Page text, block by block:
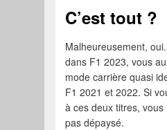
C’est tout ?
Malheureusement,
dans F1 2023, vous
mode carrière quasi
F1 2021 et 2022. Si
à ces deux titres,
pas dépaysé.